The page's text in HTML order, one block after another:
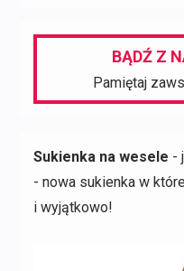
BĄDŹ Z
Pamiętaj
Sukienka na wesele -
- nowa sukienka w
i wyjątkowo!